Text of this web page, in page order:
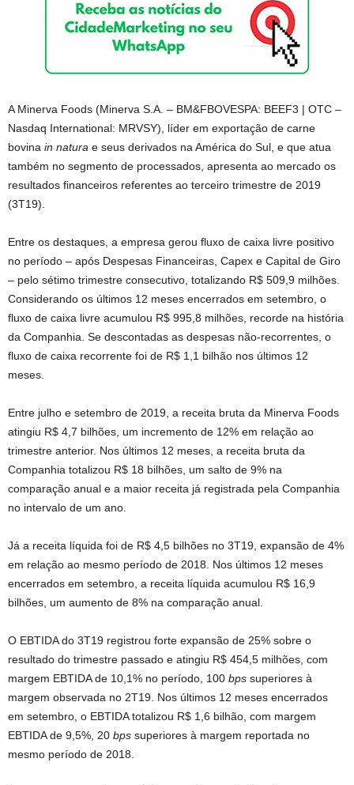
A Minerva Foods (Minerva S.A. – BM&FBOVESPA: BEEF3 | OTC –
Nasdaq International: MRVSY), líder em exportação de carne
bovina in natura e seus derivados na América do Sul, e que atua
também no segmento de processados, apresenta ao mercado os
resultados financeiros referentes ao terceiro trimestre de 2019
(3T19).
Entre os destaques, a empresa gerou fluxo de caixa livre positivo
no período – após Despesas Financeiras, Capex e Capital de Giro
– pelo sétimo trimestre consecutivo, totalizando R$ 509,9 milhões.
Considerando os últimos 12 meses encerrados em setembro, o
fluxo de caixa livre acumulou R$ 995,8 milhões, recorde na história
da Companhia. Se descontadas as despesas não-recorrentes, o
fluxo de caixa recorrente foi de R$ 1,1 bilhão nos últimos 12
meses.
Entre julho e setembro de 2019, a receita bruta da Minerva Foods
atingiu R$ 4,7 bilhões, um incremento de 12% em relação ao
trimestre anterior. Nos últimos 12 meses, a receita bruta da
Companhia totalizou R$ 18 bilhões, um salto de 9% na
comparação anual e a maior receita já registrada pela Companhia
no intervalo de um ano.
Já a receita líquida foi de R$ 4,5 bilhões no 3T19, expansão de 4%
em relação ao mesmo período de 2018. Nos últimos 12 meses
encerrados em setembro, a receita líquida acumulou R$ 16,9
bilhões, um aumento de 8% na comparação anual.
O EBTIDA do 3T19 registrou forte expansão de 25% sobre o
resultado do trimestre passado e atingiu R$ 454,5 milhões, com
margem EBTIDA de 10,1% no período, 100 bps superiores à
margem observada no 2T19. Nos últimos 12 meses encerrados
em setembro, o EBTIDA totalizou R$ 1,6 bilhão, com margem
EBTIDA de 9,5%, 20 bps superiores à margem reportada no
mesmo período de 2018.